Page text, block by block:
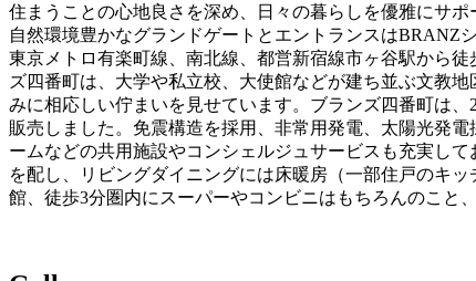
住まうことの心地良さを深め、日々の暮らしを優雅にサ
自然環境豊かなグランドゲートとエントランスはBRANZ
東京メトロ有楽町線、南北線、都営新宿線市ヶ谷駅から
ズ四番町は、大学や私立校、大使館などが建ち並ぶ文教
みに相応しい佇まいを見せています。ブランズ四番町は
販売しました。免震構造を採用、非常用発電、太陽光発
ームなどの共用施設やコンシェルジュサービスも充実し
を配し、リビングダイニングには床暖房（一部住戸のキ
館、徒歩3分圏内にスーパーやコンビニはもちろんのこと